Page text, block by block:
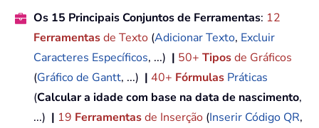
Os 15 Principais Conjuntos de Ferramentas: 12
Ferramentasde Texto (Adicionar Texto, Excluir
Caracteres Específicos, ...) | 50+ Tiposde Gráficos
(Gráfico de Gantt, ...) | 40+ Fórmulas Práticas
(Calcular a idade com base na data de nascimento,
...) | 19 Ferramentasde Inserção (Inserir Código QR,